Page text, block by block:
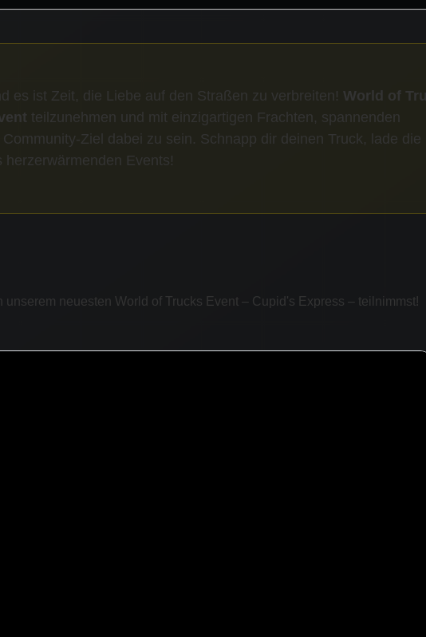
es ist Zeit, die Liebe auf den Straßen zu verbreiten! World of
teilzunehmen und mit einzigartigen Frachten, spannenden
Ziel dabei zu sein. Schnapp dir deinen Truck, lade die
Events!
neuesten World of Trucks Event – Cupid's Express – teilnimmst!